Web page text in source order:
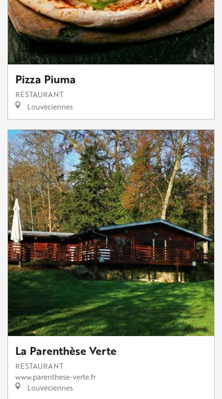
Pizza Piuma
RESTAURANT
Louveciennes
La Parenthèse Verte
RESTAURANT
www.parenthese-verte.fr
Louveciennes